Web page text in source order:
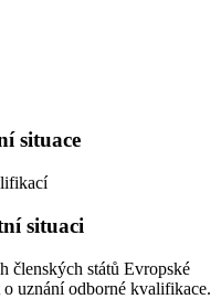
situace
situaci
členských států Evropské
uznání odborné kvalifikace.